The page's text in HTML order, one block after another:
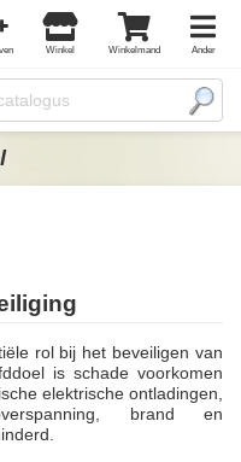
Winkel Winkelmand Ander
rol bij het beveiligen van
is schade voorkomen
elektrische ontladingen,
brand en